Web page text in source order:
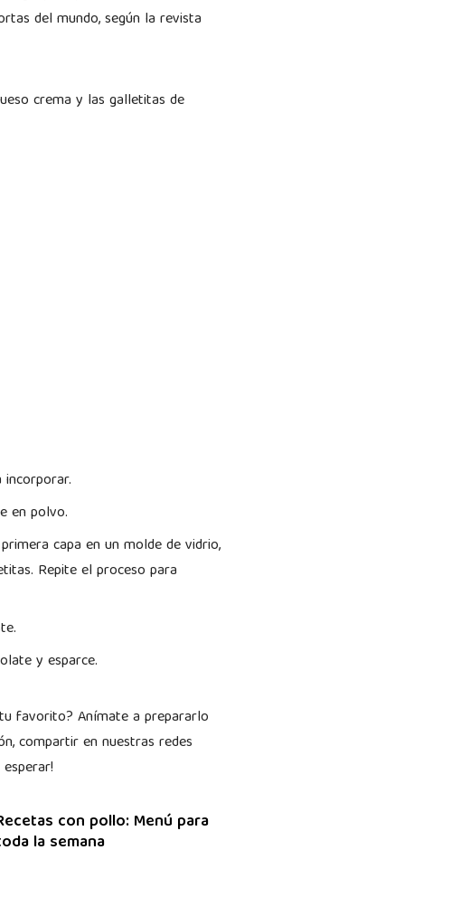
del mundo, según la revista
crema y las galletitas de
en polvo.
capa en un molde de vidrio,
Repite el proceso para
y esparce.
favorito? Anímate a prepararlo
compartir en nuestras redes
con pollo: Menú para
la semana